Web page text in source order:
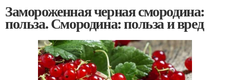
Замороженная черная смородина:
польза. Смородина: польза и вред